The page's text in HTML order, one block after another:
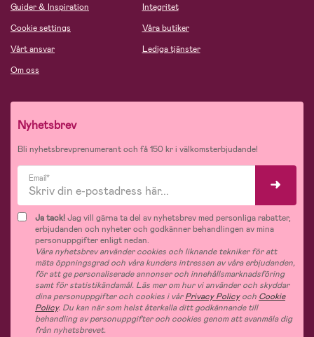
Guider & Inspiration
Cookie settings
Vårt ansvar
Om oss
Integritet
Våra butiker
Lediga tjänster
Nyhetsbrev
Bli nyhetsbrevprenumerant och få 150 kr i välkomsterbjudande!
Email*
Ja tack!Jag vill gärna ta del av nyhetsbrev med personliga rabatter,
erbjudanden och nyheter och godkänner behandlingen av mina
personuppgifter enligt nedan.
Våra nyhetsbrev använder cookies och liknande tekniker för att
mäta öppningsgrad och våra kunders intressen av våra erbjudanden,
för att ge personaliserade annonser och innehållsmarknadsföring
samt för statistikändamål. Läs mer om hur vi använder och skyddar
dina personuppgifter och cookies i vårPrivacy Policyoch Cookie
Policy. Du kan när som helst återkalla ditt godkännande till
behandling av personuppgifter och cookies genom att avanmäla dig
från nyhetsbrevet.